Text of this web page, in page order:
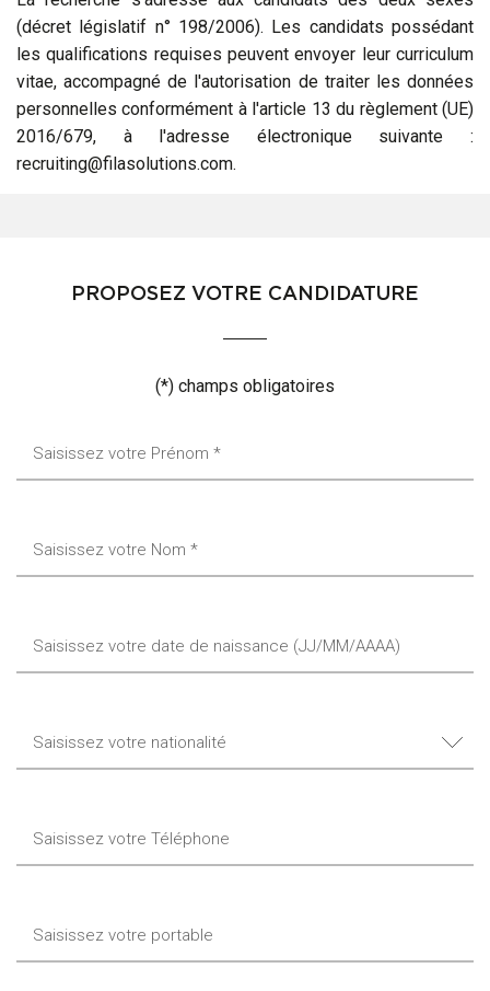
(décret législatif n° 198/2006). Les candidats possédant
les qualifications requises peuvent envoyer leur curriculum
vitae, accompagné de l'autorisation de traiter les données
personnelles conformément à l'article 13 du règlement (UE)
2016/679, à l'adresse électronique suivante :
recruiting@filasolutions.com.
PROPOSEZ VOTRE CANDIDATURE
(*) champs obligatoires